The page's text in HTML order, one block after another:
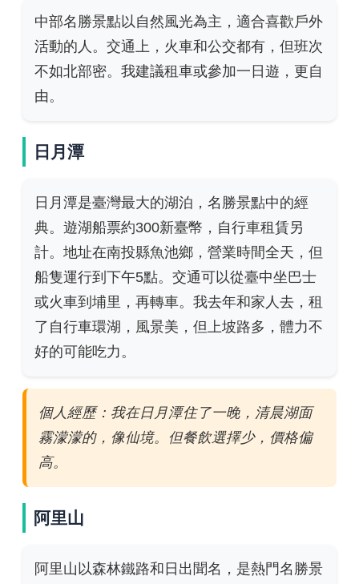
中部名勝景點以自然風光為主，適合喜歡戶外
活動的人。交通上，火車和公交都有，但班次
不如北部密。我建議租車或參加一日遊，更自
由。
日月潭
日月潭是臺灣最大的湖泊，名勝景點中的經
典。遊湖船票約300新臺幣，自行車租賃另
計。地址在南投縣魚池鄉，營業時間全天，但
船隻運行到下午5點。交通可以從臺中坐巴士
或火車到埔里，再轉車。我去年和家人去，租
了自行車環湖，風景美，但上坡路多，體力不
好的可能吃力。
個人經歷：我在日月潭住了一晚，清晨湖面
霧濛濛的，像仙境。但餐飲選擇少，價格偏
高。
阿里山
阿里山以森林鐵路和日出聞名，是熱門名勝景